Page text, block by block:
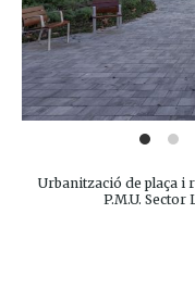
Urbanització de plaça i
P.M.U. Sector